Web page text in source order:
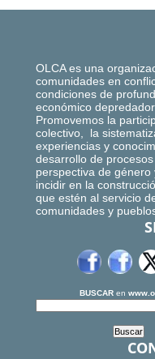
OLCA es una
comunidades en
condiciones de
económico
Promovemos la
colectivo, la
experiencias y
desarrollo de
perspectiva de
incidir en la
que estén al servicio
comunidades y
BUSCAR en